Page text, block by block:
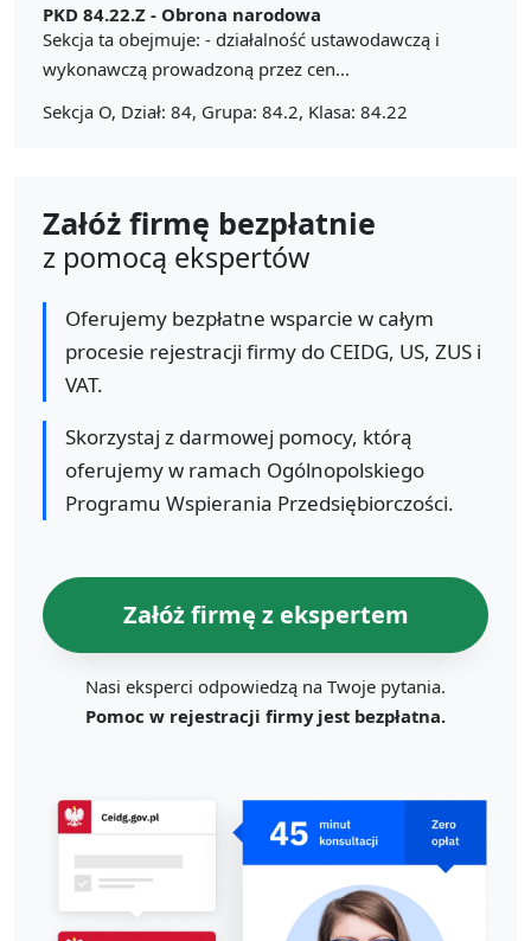
PKD 84.22.Z - Obrona narodowa
Sekcja ta obejmuje: - działalność ustawodawczą i
wykonawczą prowadzoną przez cen...
Sekcja O, Dział: 84, Grupa: 84.2, Klasa: 84.22
Załóż firmę bezpłatnie
z pomocą ekspertów
Oferujemy bezpłatne wsparcie w całym
procesie rejestracji firmy do CEIDG, US, ZUS i
VAT.
Skorzystaj z darmowej pomocy, którą
oferujemy w ramach Ogólnopolskiego
Programu Wspierania Przedsiębiorczości.
Załóż firmę z ekspertem
Nasi eksperci odpowiedzą na Twoje pytania.
Pomoc w rejestracji firmy jest bezpłatna.